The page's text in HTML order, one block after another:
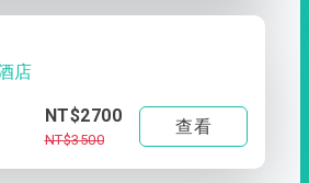
店
NT$2700
NT$3500
查看